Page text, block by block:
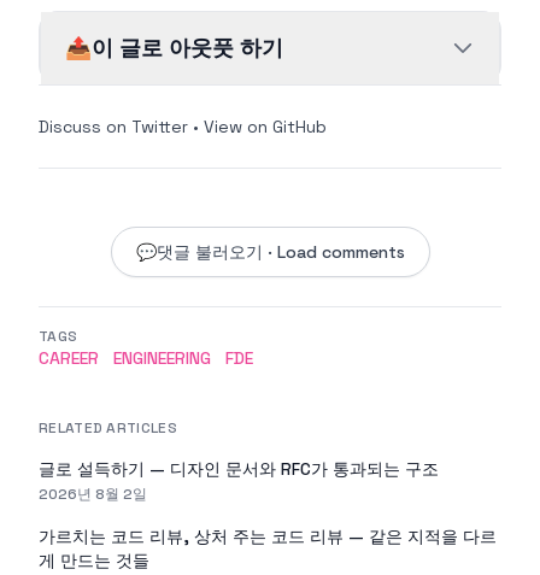
📤이 글로 아웃풋 하기
Discuss on Twitter • View on GitHub
💬댓글 불러오기 · Load comments
TAGS
CAREER ENGINEERING FDE
RELATED ARTICLES
글로 설득하기 — 디자인 문서와 RFC가 통과되는 구조
2026년 8월 2일
가르치는 코드 리뷰, 상처 주는 코드 리뷰 — 같은 지적을 다르
게 만드는 것들